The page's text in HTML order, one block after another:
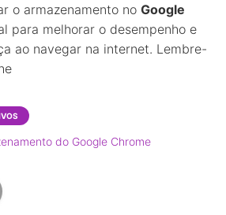
o armazenamento no Google
para melhorar o desempenho e
ao navegar na internet. Lembre-
do Google Chrome